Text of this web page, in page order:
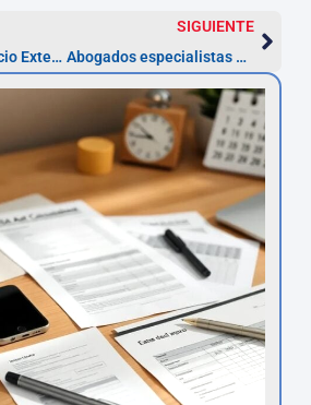
Abogados Comercio Exterior en Cartagena – Asesor.Legal
SIGUIENTE
Abogados especialistas en Derecho Comunitario en Cartagena